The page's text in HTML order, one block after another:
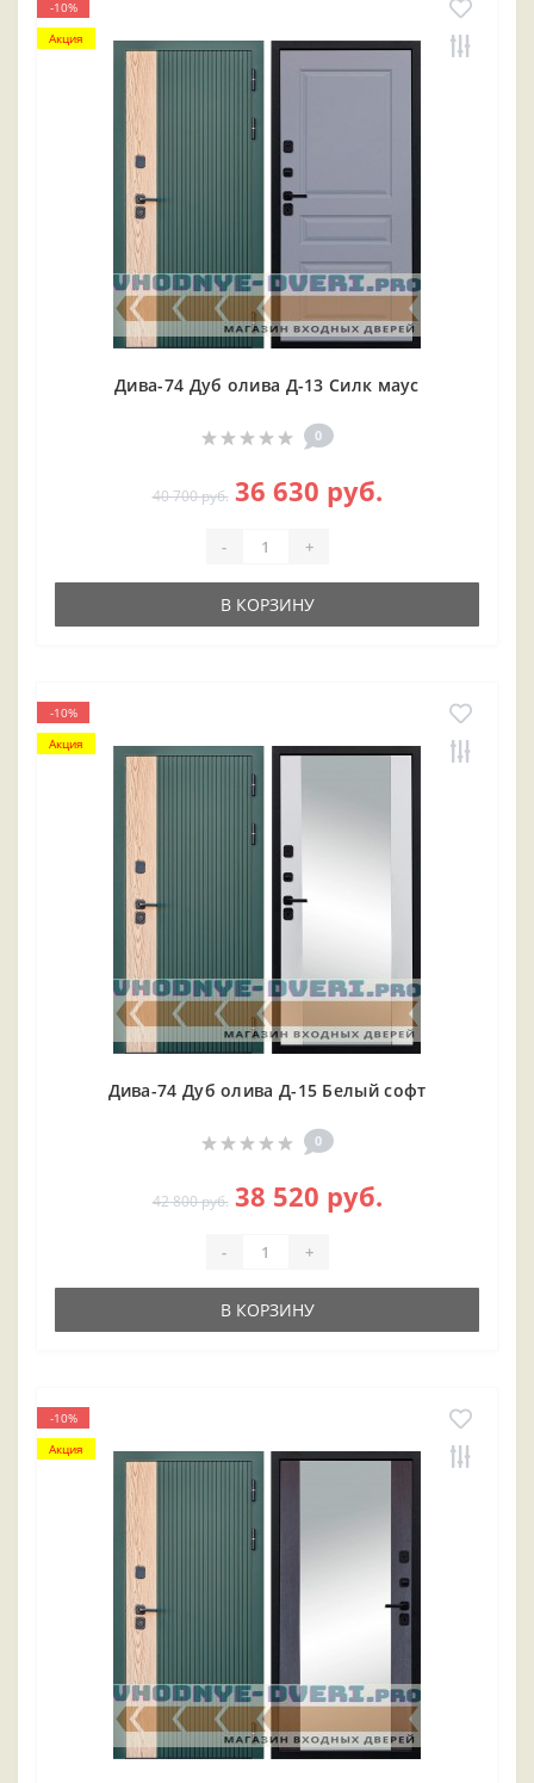
-10%
Акция
Дива-74 Дуб олива Д-13 Силк маус
0
40 700 руб. 36 630 руб.
- +
В КОРЗИНУ
-10%
Акция
Дива-74 Дуб олива Д-15 Белый софт
0
42 800 руб. 38 520 руб.
- +
В КОРЗИНУ
-10%
Акция